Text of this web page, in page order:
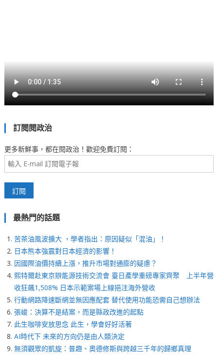
訂閱閱政治
更多新鮮事，都在閱政治！歡迎免費訂閱：
最熱門的話題
苦茶油風波擴大 ，學者指出：原因疑似「混油」！
日本熊本強震對日本經濟的影響！
因國際油價持續上漲，推升市場對通膨的疑慮？
熙特爾赴東京辦能源技術交流會 臺日產學重磅專家齊聚 上半年營
收狂飆1,508% 日本示範案場上線挹注海外營收
行動網路降速斷網並無因應配套 替代使用功能恐需自己想辦法
張峻：決算不是結案，而是縣政改進的起點
此生咖啡安放思念 此生，學會好好活著
AI時代下 未來的方向仍是由人類決定
無須觀眾的凱旋：普趣、奧德修斯與跨越三千年的歸鄉真理